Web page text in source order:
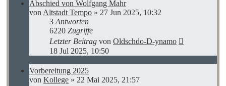
Abschied von Wolfgang Mahr
von Altstadt Tempo » 27 Jun 2025, 10:32
3 Antworten
6220 Zugriffe
Letzter Beitrag von Oldschdo-D-ynamo
18 Jul 2025, 10:50
Vorbereitung 2025
von Kollege » 22 Mai 2025, 21:57